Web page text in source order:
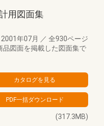
用図面集
2001年07月 ／ 全930ページ
図面を掲載した図面集で
(317.3MB)